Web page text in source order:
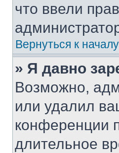
что ввели
Вернуться к началу
» Я давно
Возможно,
или удалил
конференции
длительное